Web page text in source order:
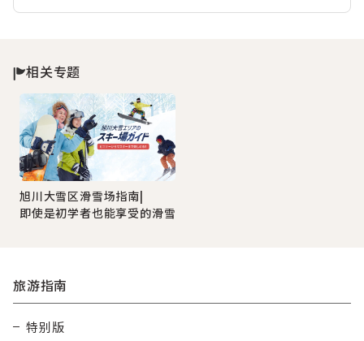
相关专题
旭川大雪区滑雪场指南|
即使是初学者也能享受的滑雪场信息
旅游指南
特别版